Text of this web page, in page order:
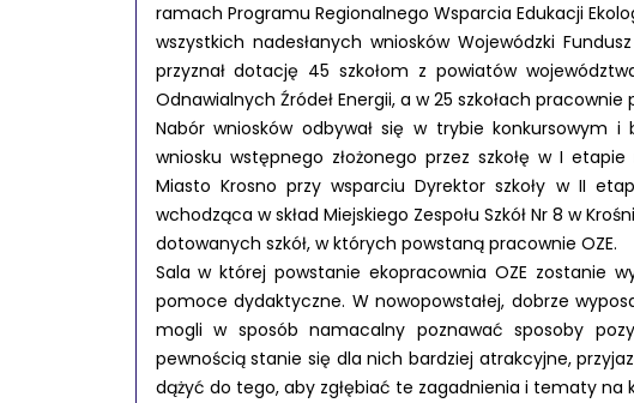
ramach Programu Regionalnego Wsparcia Edukacji
wszystkich nadesłanych wniosków Wojewódzki
przyznał dotację 45 szkołom z powiatów
Odnawialnych Źródeł Energii, a w 25 szkołach pracownie
Nabór wniosków odbywał się w trybie konkursowym
wniosku wstępnego złożonego przez szkołę w I
Miasto Krosno przy wsparciu Dyrektor szkoły w II
wchodząca w skład Miejskiego Zespołu Szkół Nr 8 w
dotowanych szkół, w których powstaną pracownie OZE.
Sala w której powstanie ekopracownia OZE zostanie
pomoce dydaktyczne. W nowopowstałej, dobrze
mogli w sposób namacalny poznawać sposoby
pewnością stanie się dla nich bardziej atrakcyjne,
dążyć do tego, aby zgłębiać te zagadnienia i tematy